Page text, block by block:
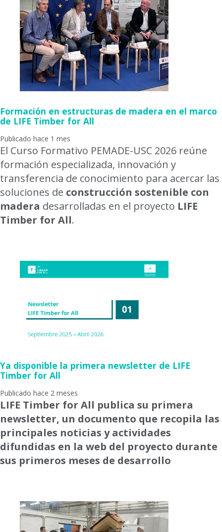
Formación en estructuras de madera en el marco
de LIFE Timber for All
Publicado hace 1 mes
El Curso Formativo PEMADE-USC 2026 reúne
formación especializada, innovación y
transferencia de conocimiento para acercar las
soluciones de construcción sostenible con
madera desarrolladas en el proyecto LIFE
Timber for All.
Ya disponible la primera newsletter de LIFE
Timber for All
Publicado hace 2 meses
LIFE Timber for All publica su primera
newsletter, un documento que recopila las
principales noticias y actividades
difundidas en la web del proyecto durante
sus primeros meses de desarrollo